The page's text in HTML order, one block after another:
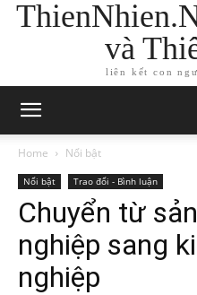
và
liên kết con
Home Nổi bật
Nổi bật Trao đổi - Bình luận
Chuyển từ
nghiệp sang
nghiệp